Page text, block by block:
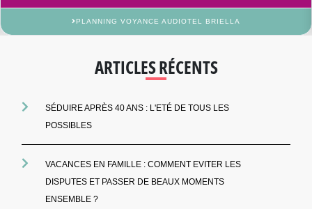
PLANNING VOYANCE AUDIOTEL BRIELLA
ARTICLES RÉCENTS
SÉDUIRE APRÈS 40 ANS : L'ETÉ DE TOUS LES
POSSIBLES
VACANCES EN FAMILLE : COMMENT EVITER LES
DISPUTES ET PASSER DE BEAUX MOMENTS
ENSEMBLE ?